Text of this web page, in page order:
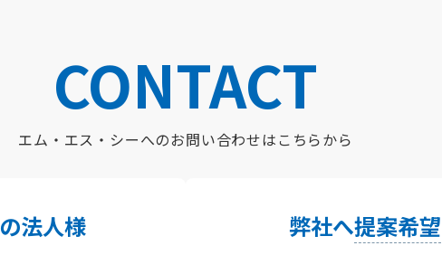
CONTACT
エム・エス・シーへのお問い合わせはこちらから
の法人様 弊社へ提案希望